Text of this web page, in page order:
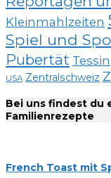
Kleinmahlzeiten
Spiel und
Pubertät Tessin
USA Zentralschweiz
Bei uns findest du
Familienrezepte
French Toast mit